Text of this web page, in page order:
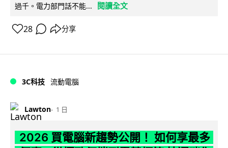
過千。電力部門話不能...
閱讀全文
28 分享
3C科技 流動電腦
Lawton 1 日
2026 買電腦新趨勢公開！ 如何享最多